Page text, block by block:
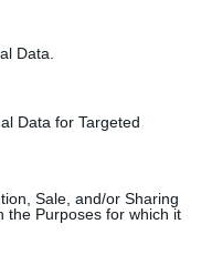
Data.
Data for Targeted
Sale, and/or Sharing
the Purposes for which it